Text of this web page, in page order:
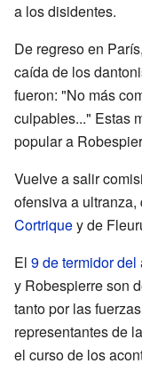
a los disidentes.
De regreso en
caída de los
fueron: "No más
culpables..." Estas
popular a
Vuelve a salir
ofensiva a
Cortriquey de
El 9 de termidor del
y Robespierre son
tanto por las
representantes de
el curso de los